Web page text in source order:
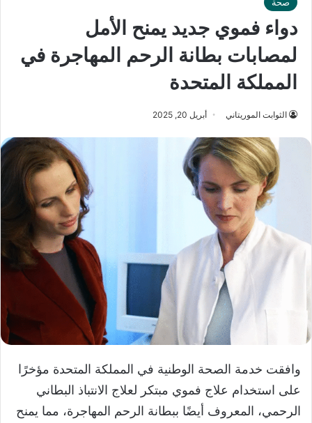
دواء فموي جديد يمنح الأمل
لمصابات بطانة الرحم المهاجرة في
المملكة المتحدة
الثوابت الموريتاني أبريل 20, 2025
وافقت خدمة الصحة الوطنية في المملكة المتحدة مؤخرًا
على استخدام علاج فموي مبتكر لعلاج الانتباذ البطاني
الرحمي، المعروف أيضًا ببطانة الرحم المهاجرة، مما يمنح